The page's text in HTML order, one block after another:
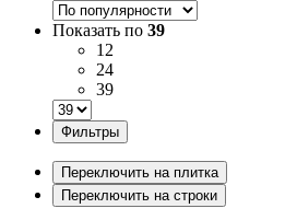
Показать по 39
12
24
39
Фильтры
Переключить на плитка
Переключить на строки